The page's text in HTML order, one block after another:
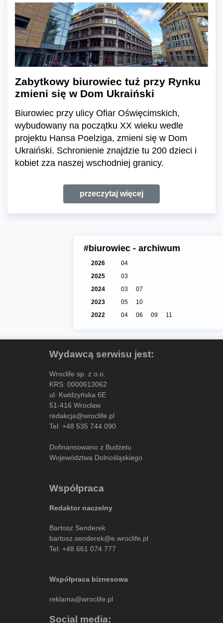
Zabytkowy biurowiec tuż przy Rynku
zmieni się w Dom Ukraiński
Biurowiec przy ulicy Ofiar Oświęcimskich,
wybudowany na początku XX wieku wedle
projektu Hansa Poelziga, zmieni się w Dom
Ukraiński. Schronienie znajdzie tu 200 dzieci i
kobiet zza naszej wschodniej granicy.
przeczytaj więcej
#biurowiec - archiwum
2026
04
2025
03
2024
03
07
2023
05
10
2022
04 06 09 11
Wydawcą serwisu jest:
Wroclife sp. z o.o.
KRS: 0000613062
ul. Kwidzyńska 6E
51-416 Wrocław
redakcja@wroclife.pl
Tel: +48 535 744 090
Dofinansowano z Budżetu
Województwa Dolnośląskiego
Współpraca
Redaktor naczelny
Bartosz Senderek
bartosz.senderek@e.wroclife.pl
Tel: +48 661 074 777
Współpraca biznesowa
reklama@wroclife.pl
Social media: